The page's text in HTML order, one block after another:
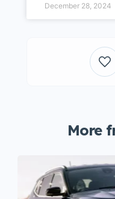
December 28, 2024
More